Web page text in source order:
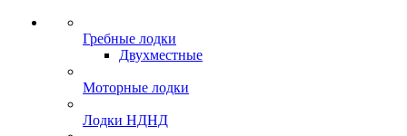
Гребные лодки
Двухместные
Моторные лодки
Лодки НДНД